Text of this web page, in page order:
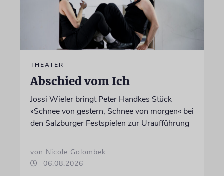
THEATER
Abschied vom Ich
Jossi Wieler bringt Peter Handkes Stück
»Schnee von gestern, Schnee von morgen« bei
den Salzburger Festspielen zur Uraufführung
von Nicole Golombek
06.08.2026